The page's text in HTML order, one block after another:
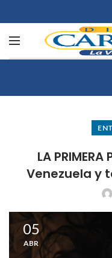
LA
Venezuela y
05
ABR